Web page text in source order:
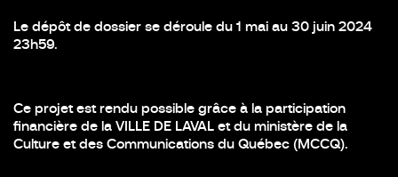
Le dépôt de dossier se déroule du 1 mai au 30 juin 2024
23h59.
Ce projet est rendu possible grâce à la participation
financière de la VILLE DE LAVAL et du ministère de la
Culture et des Communications du Québec (MCCQ).